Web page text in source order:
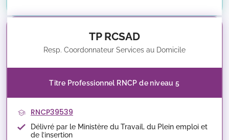
TP RCSAD
Resp. Coordonnateur Services au Domicile
Titre Professionnel RNCP de niveau 5
RNCP39539
Délivré par le Ministère du Travail, du Plein emploi et
de l’insertion